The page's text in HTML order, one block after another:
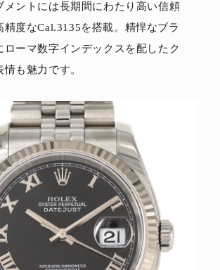
メントには長期間にわたり高い信頼
精度なCal.3135を搭載。精悍なブラ
ローマ数字インデックスを配したク
も魅力です。